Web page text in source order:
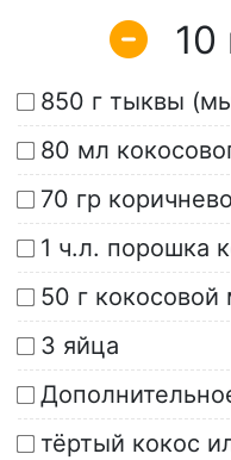
10
850 г тыквы
80 мл
70 гр
1 ч.л. порошка
50 г кокосовой
3 яйца
тёртый кокос